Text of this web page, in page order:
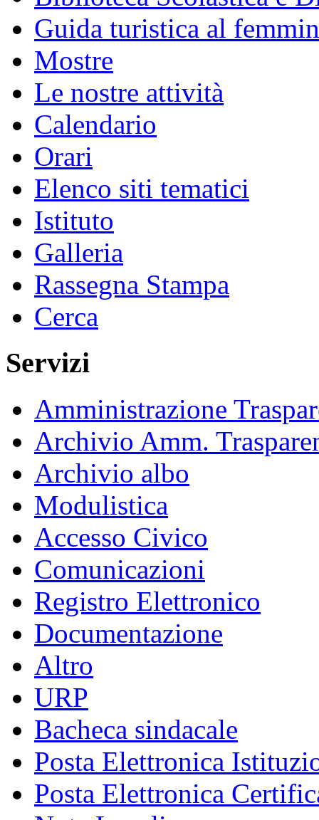
Guida turistica al
Mostre
Le nostre attività
Calendario
Orari
Elenco siti tematici
Istituto
Galleria
Rassegna Stampa
Cerca
Servizi
Amministrazione
Archivio Amm.
Archivio albo
Modulistica
Accesso Civico
Comunicazioni
Registro Elettronico
Documentazione
Altro
URP
Bacheca sindacale
Posta Elettronica
Posta Elettronica